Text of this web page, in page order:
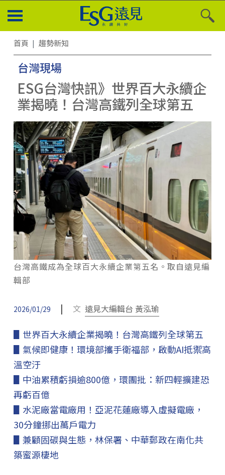
首頁 趨勢新知
台灣現場
ESG台灣快訊》世界百大永續企
業揭曉！台灣高鐵列全球第五
台灣高鐵成為全球百大永續企業第五名。取自遠見編
輯部
2026/01/29 | 文 遠見大編輯台 黃泓瑜
▋世界百大永續企業揭曉！台灣高鐵列全球第五
▋氣候即健康！環境部攜手衛福部，啟動AI抵禦高
溫空汙
▋中油累積虧損逾800億，環團批：新四輕擴建恐
再虧百億
▋水泥廠當電廠用！亞泥花蓮廠導入虛擬電廠，
30分鐘挪出萬戶電力
▋兼顧固碳與生態，林保署、中華郵政在南化共
築蜜源棲地